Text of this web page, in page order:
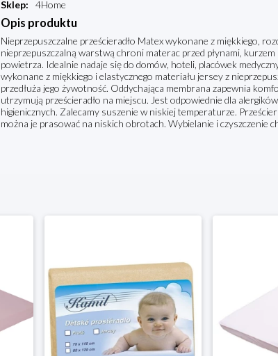
Sklep: 4Home
Opis produktu
Nieprzepuszczalne prześcieradło Matex wykonane z miękkiego,
nieprzepuszczalną warstwą chroni materac przed płynami,
powietrza. Idealnie nadaje się do domów, hoteli, placówek
wykonane z miękkiego i elastycznego materiału jersey z
przedłuża jego żywotność. Oddychająca membrana zapewnia
utrzymują prześcieradło na miejscu. Jest odpowiednie dla
higienicznych. Zalecamy suszenie w niskiej temperaturze.
można je prasować na niskich obrotach. Wybielanie i czyszczenie